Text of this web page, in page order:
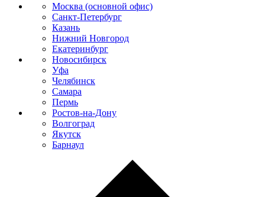
Москва (основной офис)
Санкт-Петербург
Казань
Нижний Новгород
Екатеринбург
Новосибирск
Уфа
Челябинск
Самара
Пермь
Ростов-на-Дону
Волгоград
Якутск
Барнаул